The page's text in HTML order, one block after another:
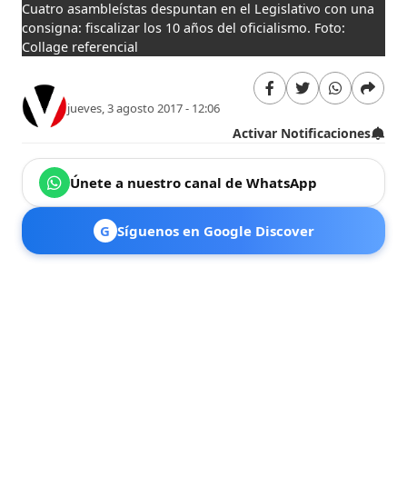
Cuatro asambleístas despuntan en el Legislativo con una
consigna: fiscalizar los 10 años del oficialismo. Foto:
Collage referencial
jueves, 3 agosto 2017 - 12:06
Activar Notificaciones
Únete a nuestro canal de WhatsApp
G Síguenos en Google Discover